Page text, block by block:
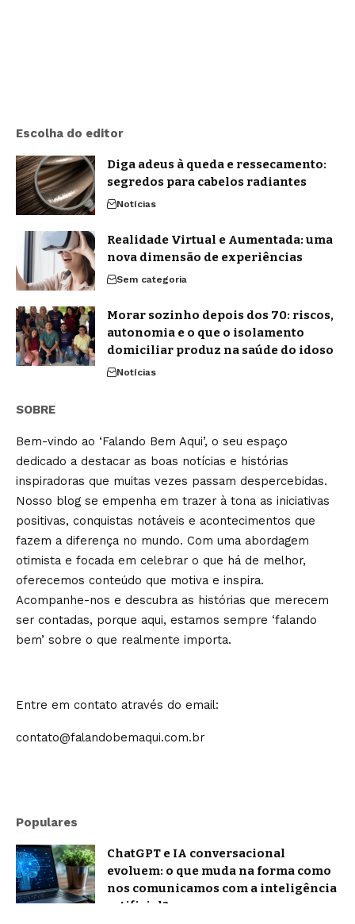
Escolha do editor
Diga adeus à queda e ressecamento:
segredos para cabelos radiantes
Notícias
Realidade Virtual e Aumentada: uma
nova dimensão de experiências
Sem categoria
Morar sozinho depois dos 70: riscos,
autonomia e o que o isolamento
domiciliar produz na saúde do idoso
Notícias
SOBRE
Bem-vindo ao ‘Falando Bem Aqui’, o seu espaço
dedicado a destacar as boas notícias e histórias
inspiradoras que muitas vezes passam despercebidas.
Nosso blog se empenha em trazer à tona as iniciativas
positivas, conquistas notáveis e acontecimentos que
fazem a diferença no mundo. Com uma abordagem
otimista e focada em celebrar o que há de melhor,
oferecemos conteúdo que motiva e inspira.
Acompanhe-nos e descubra as histórias que merecem
ser contadas, porque aqui, estamos sempre ‘falando
bem’ sobre o que realmente importa.
Entre em contato através do email:
contato@falandobemaqui.com.br
Populares
ChatGPT e IA conversacional
evoluem: o que muda na forma como
nos comunicamos com a inteligência
artificial?